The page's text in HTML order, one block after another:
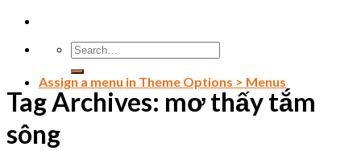
Skip
content
Assign a menu in Theme Options > Menus
Tag Archives: mơ thấy tắm
sông